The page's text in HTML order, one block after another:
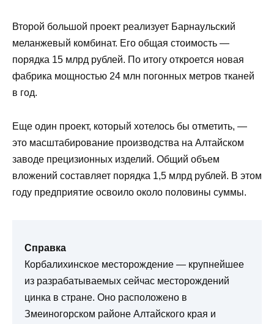
Второй большой проект реализует Барнаульский
меланжевый комбинат. Его общая стоимость —
порядка 15 млрд руб­лей. По итогу откроется новая
фабрика мощностью 24 млн погонных метров тканей
в год.
Еще один проект, который хотелось бы отметить, —
это масштабирование производства на Алтайском
заводе прецизионных изделий. Общий объем
вложений составляет порядка 1,5 млрд рублей. В этом
году предприятие освоило около половины суммы.
Справка
Корбалихинское месторождение — крупнейшее
из разрабатываемых сейчас месторождений
цинка в стране. Оно расположено в
Змеиногорском районе Алтайского края и